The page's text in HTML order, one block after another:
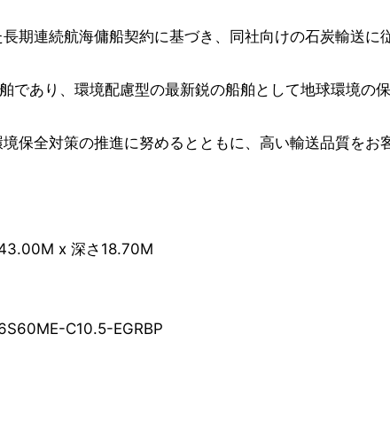
期連続航海傭船契約に基づき、同社向けの石炭輸送に
あり、環境配慮型の最新鋭の船舶として地球環境の
保全対策の推進に努めるとともに、高い輸送品質を
x 深さ18.70M
C10.5-EGRBP